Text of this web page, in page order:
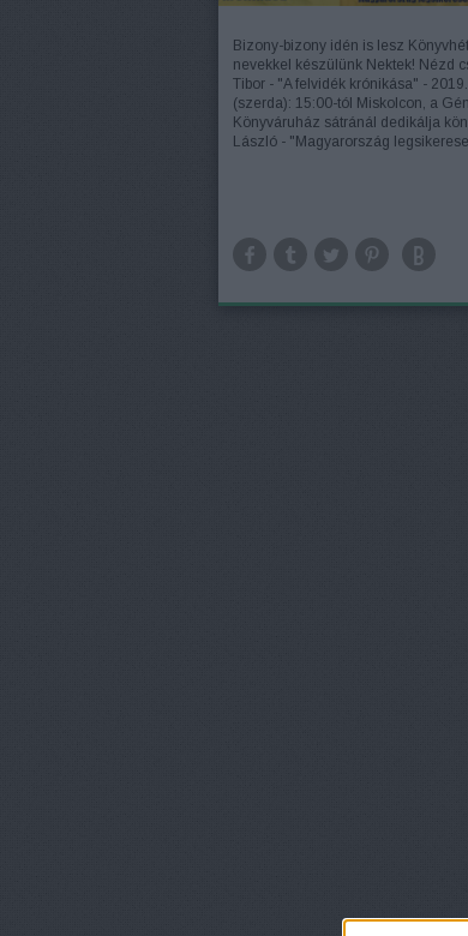
Bizony-bizony idén is lesz
nevekkel készülünk Nektek! Nézd
Tibor - "A felvidék krónikása" -
(szerda): 15:00-tól Miskolcon, a
Könyváruház sátránál dedikálja
László - "Magyarország